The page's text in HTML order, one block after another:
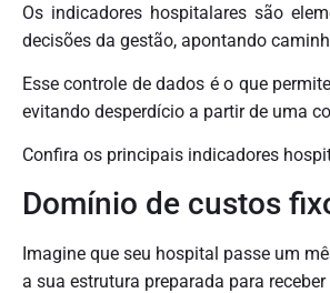
Os indicadores hospitalares são
decisões da gestão, apontando
Esse controle de dados é o que
evitando desperdício a partir de uma
Confira os principais indicadores
Domínio de custos
Imagine que seu hospital passe um
a sua estrutura preparada para